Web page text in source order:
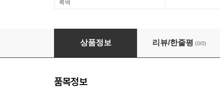
룩백
Martin Yates 케네스 맥밀란 / 줄 마스네: 마농
상품정보 리뷰/한줄평 (0/0)
품목정보